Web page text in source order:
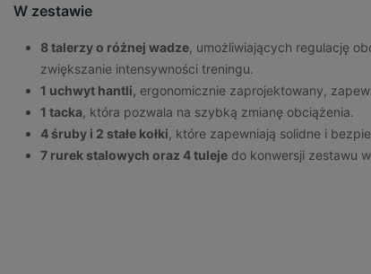
W zestawie
8 talerzy o różnej wadze, umożliwiających regulację
zwiększanie intensywności treningu.
1 uchwyt hantli, ergonomicznie zaprojektowany,
1 tacka, która pozwala na szybką zmianę obciążenia.
4 śruby i 2 stałe kołki, które zapewniają solidne i
7 rurek stalowych oraz 4 tuleje do konwersji zestawu